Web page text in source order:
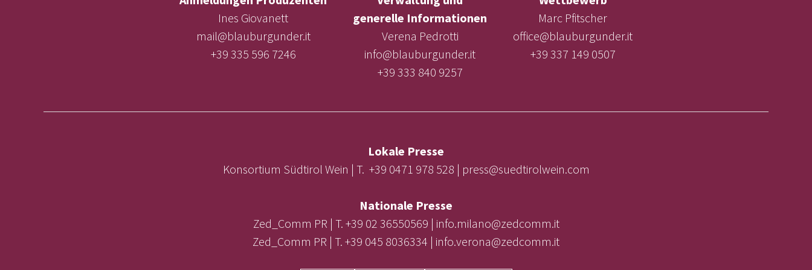
Ines Giovanett
mail@blauburgunder.it
+39 335 596 7246
generelle Informationen
Verena Pedrotti
info@blauburgunder.it
+39 333 840 9257
Marc Pfitscher
office@blauburgunder.it
+39 337 149 0507
Lokale Presse
Konsortium Südtirol Wein | T. +39 0471 978 528 | press@suedtirolwein.com
Nationale Presse
Zed_Comm PR | T. +39 02 36550569 | info.milano@zedcomm.it
Zed_Comm PR | T. +39 045 8036334 | info.verona@zedcomm.it